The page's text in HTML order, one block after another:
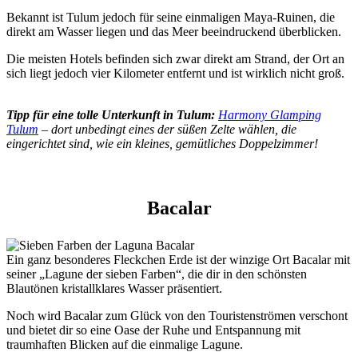
Bekannt ist Tulum jedoch für seine einmaligen Maya-Ruinen, die
direkt am Wasser liegen und das Meer beeindruckend überblicken.
Die meisten Hotels befinden sich zwar direkt am Strand, der Ort an
sich liegt jedoch vier Kilometer entfernt und ist wirklich nicht groß.
Tipp für eine tolle Unterkunft in Tulum: Harmony Glamping
Tulum – dort unbedingt eines der süßen Zelte wählen, die
eingerichtet sind, wie ein kleines, gemütliches Doppelzimmer!
Bacalar
Ein ganz besonderes Fleckchen Erde ist der winzige Ort Bacalar mit
seiner „Lagune der sieben Farben“, die dir in den schönsten
Blautönen kristallklares Wasser präsentiert.
Noch wird Bacalar zum Glück von den Touristenströmen verschont
und bietet dir so eine Oase der Ruhe und Entspannung mit
traumhaften Blicken auf die einmalige Lagune.